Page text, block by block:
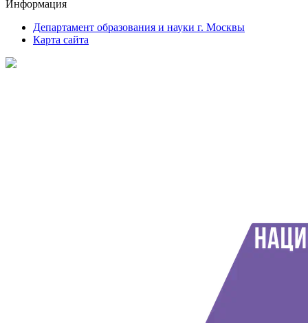
Информация
Департамент образования и науки г. Москвы
Карта сайта